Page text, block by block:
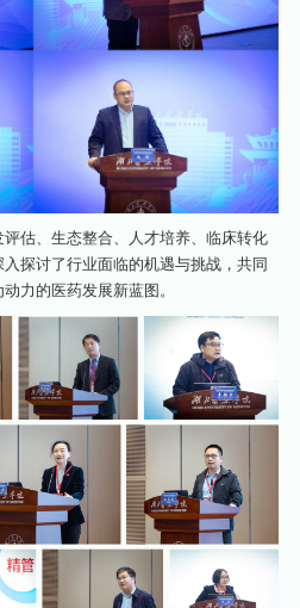
估、生态整合、人才培养、临床转化
探讨了行业面临的机遇与挑战，共同
力的医药发展新蓝图。